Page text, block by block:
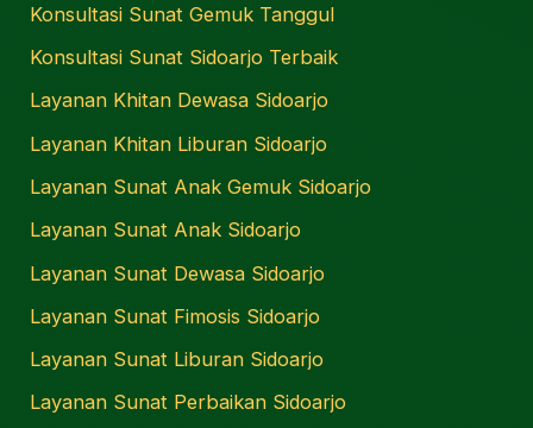
Konsultasi Sunat Gemuk Tanggul
Konsultasi Sunat Sidoarjo Terbaik
Layanan Khitan Dewasa Sidoarjo
Layanan Khitan Liburan Sidoarjo
Layanan Sunat Anak Gemuk Sidoarjo
Layanan Sunat Anak Sidoarjo
Layanan Sunat Dewasa Sidoarjo
Layanan Sunat Fimosis Sidoarjo
Layanan Sunat Liburan Sidoarjo
Layanan Sunat Perbaikan Sidoarjo